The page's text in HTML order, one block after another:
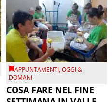
APPUNTAMENTI,OGGI &
DOMANI
COSA FARE NEL FINE